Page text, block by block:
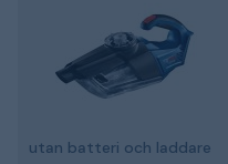
utan batteri och laddare